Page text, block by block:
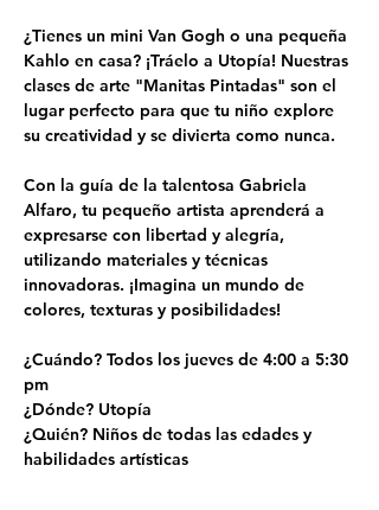
¿Tienes un mini Van Gogh o una pequeña
Kahlo en casa? ¡Tráelo a Utopía! Nuestras
clases de arte "Manitas Pintadas" son el
lugar perfecto para que tu niño explore
su creatividad y se divierta como nunca.
Con la guía de la talentosa Gabriela
Alfaro, tu pequeño artista aprenderá a
expresarse con libertad y alegría,
utilizando materiales y técnicas
innovadoras. ¡Imagina un mundo de
colores, texturas y posibilidades!
¿Cuándo? Todos los jueves de 4:00 a 5:30
pm
¿Dónde? Utopía
¿Quién? Niños de todas las edades y
habilidades artísticas